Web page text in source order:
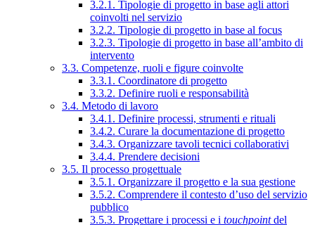
3.2.1. Tipologie di progetto in base agli attori
coinvolti nel servizio
3.2.2. Tipologie di progetto in base al focus
3.2.3. Tipologie di progetto in base all’ambito di
intervento
3.3. Competenze, ruoli e figure coinvolte
3.3.1. Coordinatore di progetto
3.3.2. Definire ruoli e responsabilità
3.4. Metodo di lavoro
3.4.1. Definire processi, strumenti e rituali
3.4.2. Curare la documentazione di progetto
3.4.3. Organizzare tavoli tecnici collaborativi
3.4.4. Prendere decisioni
3.5. Il processo progettuale
3.5.1. Organizzare il progetto e la sua gestione
3.5.2. Comprendere il contesto d’uso del servizio
pubblico
3.5.3. Progettare i processi e i touchpointdel